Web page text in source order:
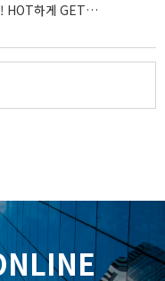
HOT하게 GET하